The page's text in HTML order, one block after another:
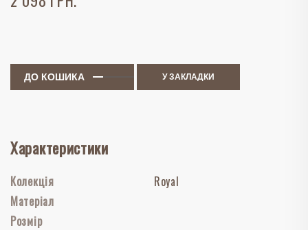
ДО КОШИКА У ЗАКЛАДКИ
Характеристики
Колекція
Royal
Матеріал
Розмір